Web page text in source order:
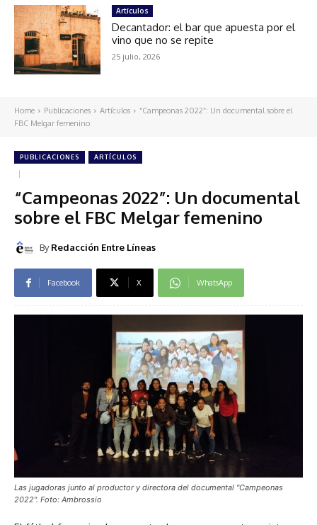
Artículos
Decantador: el bar que apuesta por el
vino que no se repite
25 julio, 2026